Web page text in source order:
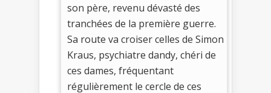
son père, revenu dévasté des
tranchées de la première guerre.
Sa route va croiser celles de Simon
Kraus, psychiatre dandy, chéri de
ces dames, fréquentant
régulièrement le cercle de ces